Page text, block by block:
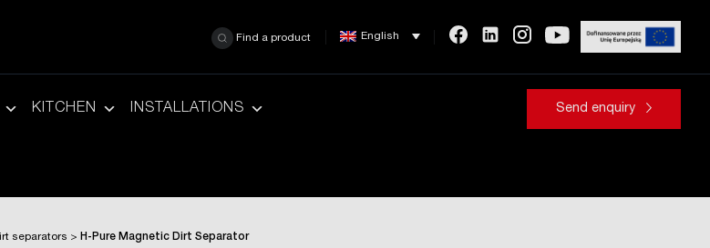
Find a product English
KITCHEN INSTALLATIONS Send enquiry
separators > H-Pure Magnetic Dirt Separator